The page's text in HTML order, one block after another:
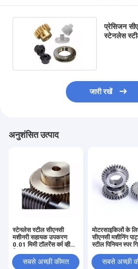
प्रेसिजन
स्टेनलेस
जारी रखें
अनुशंसित उत्पाद
स्टेनलेस स्टील सीएनसी
मशीनरी सहायक उपकरण
0.01 मिमी टॉलरेंस वर्म व्हील
सबसे अच्छी कीमत
मोटरसाइकिलों के
सीएनसी मशीनिंग
स्टील पिनियन स्पर
सबसे अच्छी